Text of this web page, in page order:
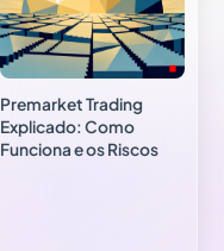
Premarket Trading
Explicado: Como
Funciona e os Riscos